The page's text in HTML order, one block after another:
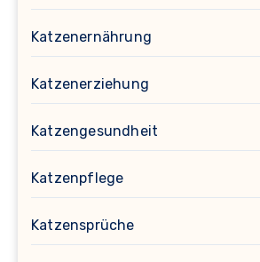
Katzenernährung
Katzenerziehung
Katzengesundheit
Katzenpflege
Katzensprüche